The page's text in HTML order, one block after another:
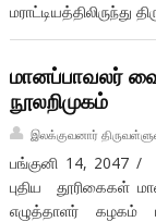
மராட்டியத்திலிருந்து
மானப்பாவலர்
நூலறிமுகம்
இலக்குவனார்
பங்குனி 14, 2047 /
புதிய தூரிகைகள்
எழுத்தாளர் கழகம்